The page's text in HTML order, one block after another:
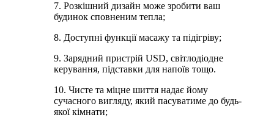
7. Розкішний дизайн може зробити ваш
будинок сповненим тепла;
8. Доступні функції масажу та підігріву;
9. Зарядний пристрій USD, світлодіодне
керування, підставки для напоїв тощо.
10. Чисте та міцне шиття надає йому
сучасного вигляду, який пасуватиме до будь-
якої кімнати;